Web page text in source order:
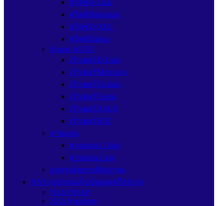
สวิตซ์D-Link
สวิตซ์Hikvision
สวิตซ์ZyXEL
สวิตซ์Dahua
Router 4G/5G
เร้าเตอร์D-Link
เร้าเตอร์Mercusys
เร้าเตอร์Tp-link
เร้าเตอร์Tenda
เร้าเตอร์ASUS
เร้าเตอร์H3C
สายแลน
สายแลน G link
สายแลน Link
อุปกรณ์ขยายสัญญาณ
NAS (อุปกรณ์เก็บข้อมูลเครือข่าย)
NAS QNAP
NAS Synology